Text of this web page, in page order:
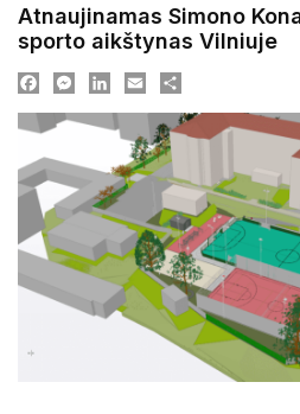
Atnaujinamas Simono
sporto aikštynas Vilniuje
FacebookMessenger
LinkedIn
Email